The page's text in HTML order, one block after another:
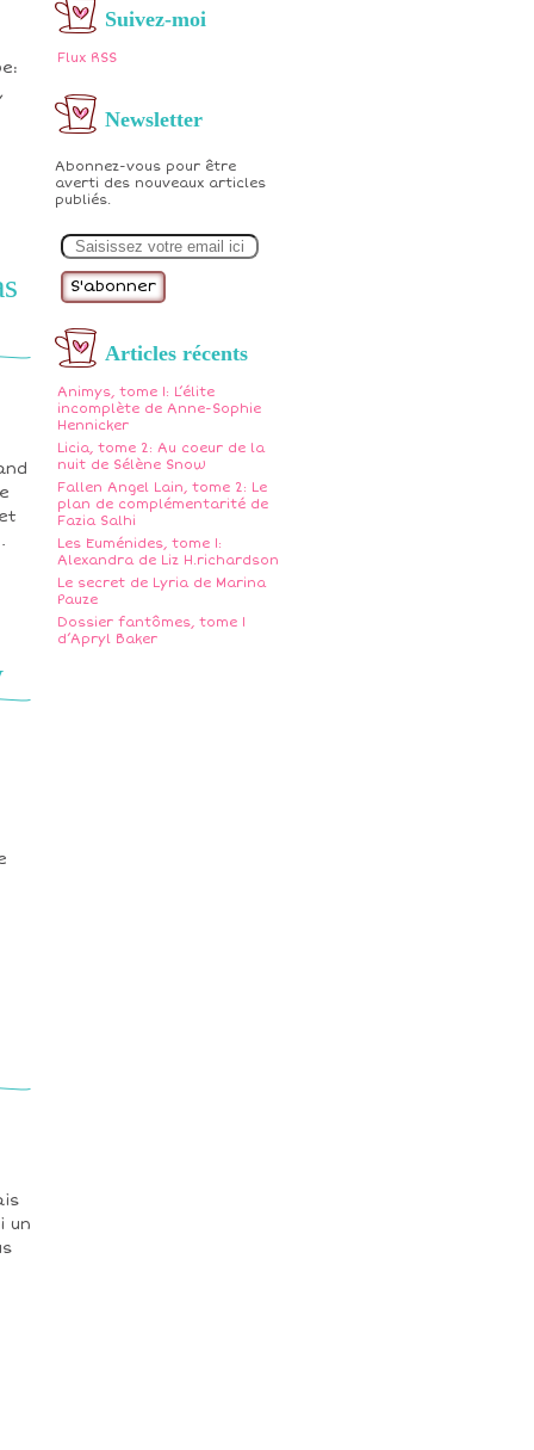
Suivez-moi
Flux RSS
Newsletter
Abonnez-vous pour être
averti des nouveaux articles
publiés.
m
Articles récents
Animys, tome 1: L’élite
incomplète de Anne-Sophie
Hennicker
Licia, tome 2: Au coeur de la
nuit de Sélène Snow
Fallen Angel Lain, tome 2: Le
plan de complémentarité de
Fazia Salhi
Les Euménides, tome 1:
Alexandra de Liz H.richardson
Le secret de Lyria de Marina
Pauze
Dossier fantômes, tome 1
d’Apryl Baker
un